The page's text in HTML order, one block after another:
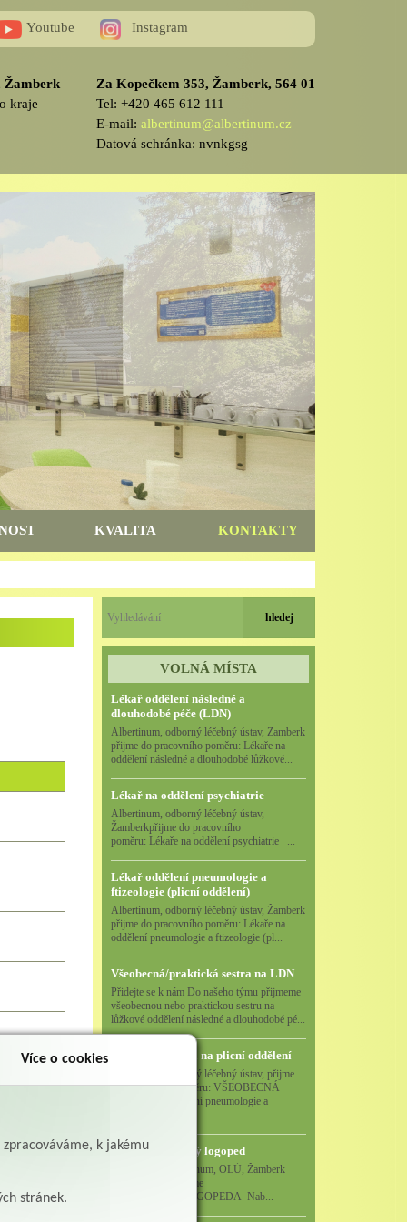
Youtube Instagram
Za Kopečkem 353, Žamberk, 564 01
Tel: +420 465 612 111
E-mail:albertinum@albertinum.cz
Datová schránka: nvnkgsg
Žamberk
kraje
KVALITA KONTAKTY
VOLNÁ MÍSTA
Lékař oddělení následné a
dlouhodobé péče (LDN)
Albertinum, odborný léčebný ústav, Žamberk
přijme do pracovního poměru: Lékaře na
oddělení následné a dlouhodobé lůžkové...
Lékař na oddělení psychiatrie
Albertinum, odborný léčebný ústav,
Žamberkpřijme do pracovního
poměru: Lékaře na oddělení psychiatrie ...
Lékař oddělení pneumologie a
ftizeologie (plicní oddělení)
Albertinum, odborný léčebný ústav, Žamberk
přijme do pracovního poměru: Lékaře na
oddělení pneumologie a ftizeologie (pl...
Všeobecná/praktická sestra na LDN
Přidejte se k nám Do našeho týmu přijmeme
všeobecnou nebo praktickou sestru na
lůžkové oddělení následné a dlouhodobé pé...
Všeobecná sestra na plicní oddělení
Albertinum, odborný léčebný ústav, přijme
do pracovního poměru: VŠEOBECNÁ
SESTRA na oddělení pneumologie a
Logoped/klinický logoped
Albertinum, OLÚ, Žamberk
přijme
KLINICKÉHO LOGOPEDA Nab...
Více o cookies
k jakému
stránek.